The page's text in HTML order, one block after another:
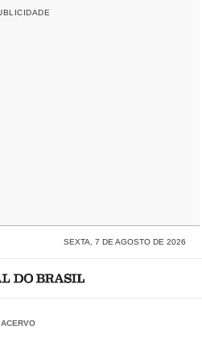
SEXTA, 7 DE AGOSTO DE 2026
ACERVO